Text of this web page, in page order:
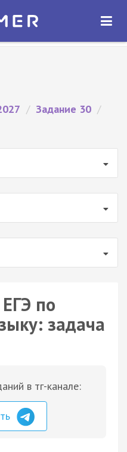
ОТКРЫТЬ
/ Задание 30 /
по
задача
в тг-канале: